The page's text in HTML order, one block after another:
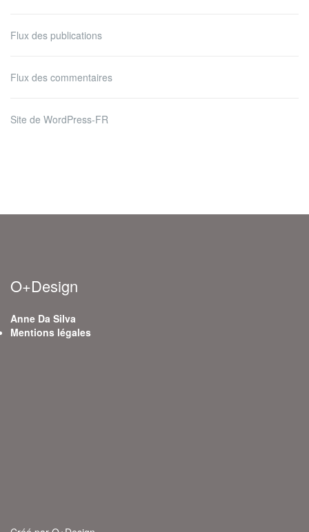
Flux des publications
Flux des commentaires
Site de WordPress-FR
O+Design
Anne Da Silva
Mentions légales